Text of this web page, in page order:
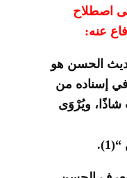
اصطلاح
عنه:
الحسن هو
إسناده من
شاذًا، ويُرْوَى